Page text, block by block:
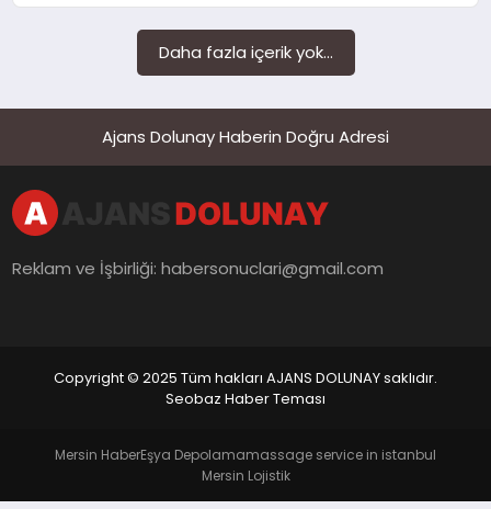
Daha fazla içerik yok...
Ajans Dolunay Haberin Doğru Adresi
Reklam ve İşbirliği:habersonuclari@gmail.com
Copyright © 2025 Tüm hakları AJANS DOLUNAY saklıdır.
Seobaz Haber Teması
Mersin HaberEşya Depolamamassage service in istanbul
Mersin Lojistik